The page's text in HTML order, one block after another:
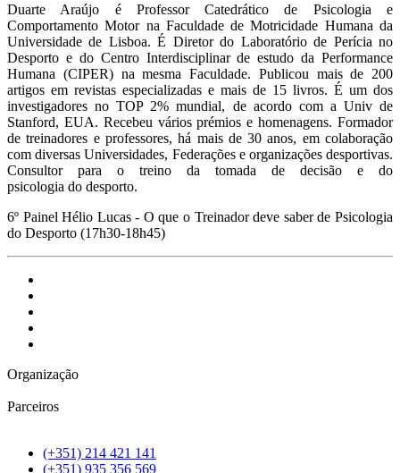
Duarte Araújo é Professor Catedrático de Psicologia e
Comportamento Motor na Faculdade de Motricidade Humana da
Universidade de Lisboa. É Diretor do Laboratório de Perícia no
Desporto e do Centro Interdisciplinar de estudo da Performance
Humana (CIPER) na mesma Faculdade. Publicou mais de 200
artigos em revistas especializadas e mais de 15 livros. É um dos
investigadores no TOP 2% mundial, de acordo com a Univ de
Stanford, EUA. Recebeu vários prémios e homenagens. Formador
de treinadores e professores, há mais de 30 anos, em colaboração
com diversas Universidades, Federações e organizações desportivas.
Consultor para o treino da tomada de decisão e do
psicologia do desporto.
6º Painel Hélio Lucas - O que o Treinador deve saber de Psicologia
do Desporto (17h30-18h45)
Organização
Parceiros
(+351) 214 421 141
(+351) 935 356 569